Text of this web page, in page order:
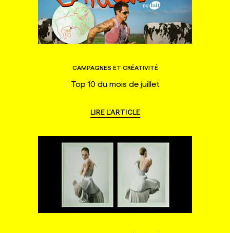
CAMPAGNES ET CRÉATIVITÉ
Top 10 du mois de juillet
LIRE L'ARTICLE